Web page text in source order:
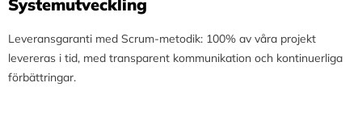
Systemutveckling
Leveransgaranti med Scrum-metodik: 100% av våra projekt
levereras i tid, med transparent kommunikation och kontinuerliga
förbättringar.